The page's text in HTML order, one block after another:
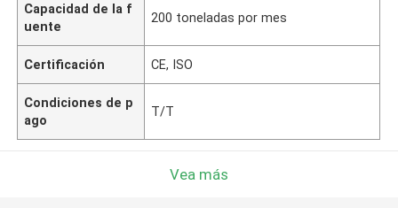
Capacidad de la f
uente
200 toneladas por mes
Certificación CE, ISO
Condiciones de p
ago
T/T
Vea más